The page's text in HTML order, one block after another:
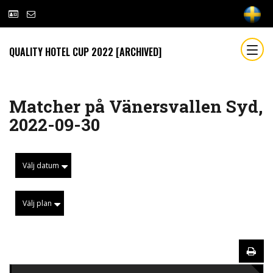
QUALITY HOTEL CUP 2022 [ARCHIVED]
Matcher på Vänersvallen Syd,
2022-09-30
Välj datum
Välj plan